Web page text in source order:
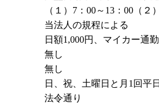
（１）7：00～13：00（
当法人の規程による
日額1,000円、マイカー通
無し
無し
日、祝、土曜日と月1回平
法令通り